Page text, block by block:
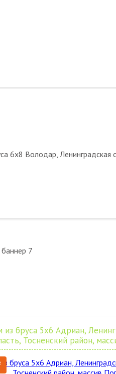
из бруса 5х6 Адриан,
Тосненский район,